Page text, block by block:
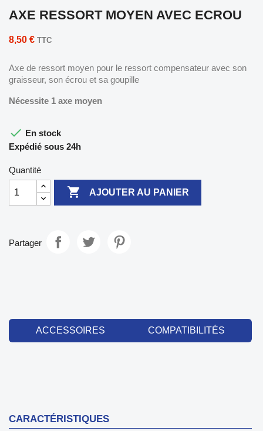
AXE RESSORT MOYEN AVEC ECROU
8,50 € TTC
Axe de ressort moyen pour le ressort compensateur avec son
graisseur, son écrou et sa goupille
Nécessite 1 axe moyen
 En stock
Expédié sous 24h
Quantité
 AJOUTER AU PANIER
Partager
ACCESSOIRES COMPATIBILITÉS
CARACTÉRISTIQUES